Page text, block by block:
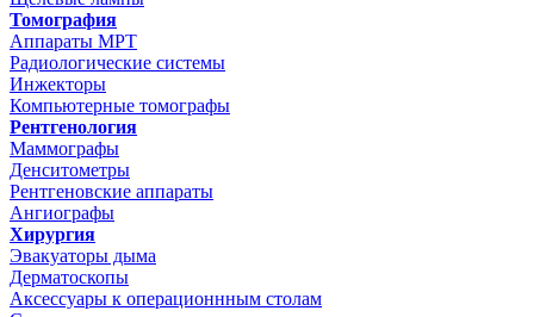
Томография
Аппараты МРТ
Радиологические системы
Инжекторы
Компьютерные томографы
Рентгенология
Маммографы
Денситометры
Рентгеновские аппараты
Ангиографы
Хирургия
Эвакуаторы дыма
Дерматоскопы
Аксессуары к операционнным столам